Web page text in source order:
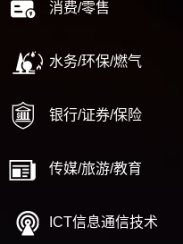
消费/零售
水务/环保/燃气
银行/证券/保险
传媒/旅游/教育
ICT信息通信技术